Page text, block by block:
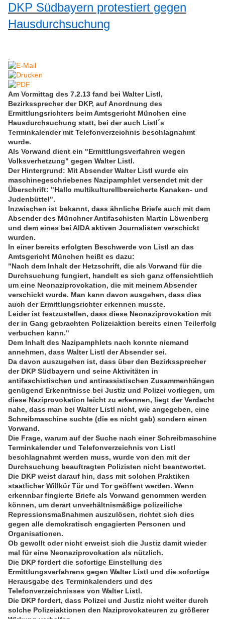
DKP Südbayern protestiert gegen
Hausdurchsuchung
Am Vormittag des 7.2.13 fand bei Walter Listl,
Bezirkssprecher der DKP, auf Anordnung des
Ermittlungsrichters beim Amtsgericht München eine
Hausdurchsuchung statt, bei der auch Listl´s
Terminkalender mit Telefonverzeichnis beschlagnahmt
wurde.
Als Vorwand dient ein "Ermittlungsverfahren wegen
Volksverhetzung" gegen Walter Listl.
Der Hintergrund: Mit Absender Walter Listl wurde ein
maschinegeschriebenes Nazipamphlet versendet mit der
Überschrift: "Hallo multikulturellbereicherte Kanaken- und
Judenbüttel".
Inzwischen ist bekannt, dass ähnliche Briefe auch mit dem
Absender des Münchner Antifaschisten Martin Löwenberg
und dem eines bei AIDA aktiven Journalisten verschickt
wurden.
In einer bereits erfolgten Beschwerde von Listl an das
Amtsgericht München heißt es dazu:
"Nach dem Inhalt der Hetzschrift, die als Vorwand für die
Durchsuchung fungiert, handelt es sich ganz offensichtlich
um eine Neonaziprovokation, die mit meinem Absender
verschickt wurde. Man kann davon ausgehen, dass dies
auch der Ermittlungsrichter erkennen musste.
Leider ist festzustellen, dass diese Neonaziprovokation mit
der in Gang gebrachten Polizeiaktion bereits einen Teilerfolg
verbuchen kann."
Dem Inhalt des Nazipamphlets nach konnte niemand
annehmen, dass Walter Listl der Absender sei.
Da davon auszugehen ist, dass über den Bezirkssprecher
der DKP Südbayern und seine Aktivitäten in
antifaschistischen und antirassistischen Zusammenhängen
genügend Erkenntnisse bei Justiz und Polizei vorliegen, um
diese Naziprovokation leicht zu erkennen, liegt der Verdacht
nahe, dass man bei Walter Listl nicht, wie angegeben, eine
Schreibmaschine suchte (die es nicht gab) sondern einen
Vorwand.
Die Frage, warum auf der Suche nach einer Schreibmaschine
Terminkalender und Telefonverzeichnis von Listl
beschlagnahmt werden muss, wurde von den mit der
Durchsuchung beauftragten Polizisten nicht beantwortet.
Die DKP weist darauf hin, dass mit solchen Praktiken
staatlicher Willkür Tür und Tor geöffent werden. Wenn
erkennbar fingierte Briefe als Vorwand genommen werden
können, um derart unverhältnismäßige polizeiliche
Repressionsmaßnahmen auszulösen, richtet sich dies
gegen alle demokratisch engagierten Personen und
Organisationen.
Ob gewollt oder nicht erweist sich die Justiz damit wieder
mal für eine Neonaziprovokation als nützlich.
Die DKP fordert die sofortige Einstellung des
Ermittlungsverfahrens gegen Walter Listl und die sofortige
Herausgabe des Terminkalenders und des
Telefonverzeichnisses von Walter Listl.
Die DKP fordert, dass Polizei und Justiz nicht weiter durch
solche Polizeiaktionen den Naziprovokateuren zu größerer